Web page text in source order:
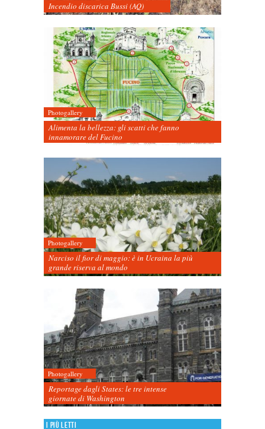
Incendio discarica Bussi (AQ)
Photogallery
Alimenta la bellezza: gli scatti che fanno
innamorare del Fucino
Photogallery
Narciso il fior di maggio: è in Ucraina la più
grande riserva al mondo
Photogallery
Reportage dagli States: le tre intense
giornate di Washington
I più letti